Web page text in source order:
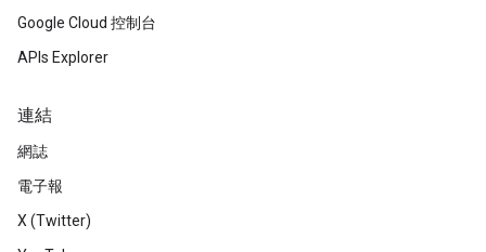
Google Cloud 控制台
APIs Explorer
連結
網誌
電子報
X (Twitter)